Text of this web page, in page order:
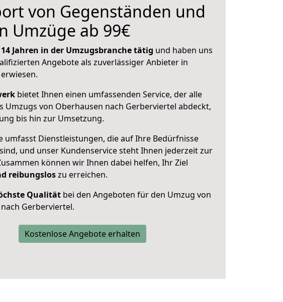
von Gegenständen und
Umzüge ab 99€
Jahren in der Umzugsbranche tätig und haben uns
Angebote als zuverlässiger Anbieter in
bietet Ihnen einen umfassenden Service, der alle
Umzugs von Oberhausen nach Gerberviertel abdeckt,
bis hin zur Umsetzung.
umfasst Dienstleistungen, die auf Ihre Bedürfnisse
und unser Kundenservice steht Ihnen jederzeit zur
können wir Ihnen dabei helfen, Ihr Ziel
reibungsloszu erreichen.
Qualität bei den Angeboten für den Umzug von
Gerberviertel.
Kostenlose Angebote erhalten